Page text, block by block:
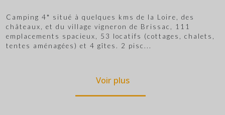
Camping 4* situé à quelques kms de la Loire, des
châteaux, et du village vigneron de Brissac, 111
emplacements spacieux, 53 locatifs (cottages, chalets,
tentes aménagées) et 4 gîtes. 2 pisc...
Voir plus